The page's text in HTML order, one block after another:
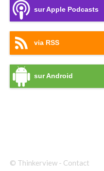
sur Apple Podcasts
via RSS
sur Android
© Thinkerview - Contact